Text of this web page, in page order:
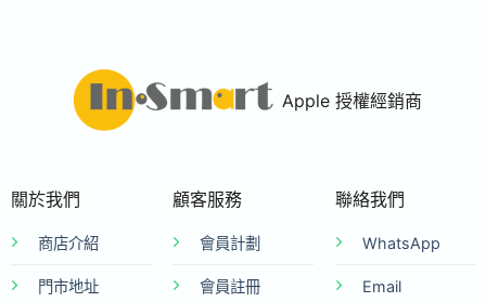
Apple 授權經銷商
關於我們
商店介紹
門市地址
顧客服務
會員計劃
會員註冊
聯絡我們
WhatsApp
Email